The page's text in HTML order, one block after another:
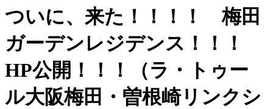
ついに、来た！！！！ 梅田
ガーデンレジデンス！！！
HP公開！！！（ラ・トゥー
ル大阪梅田・曽根崎リンクシ